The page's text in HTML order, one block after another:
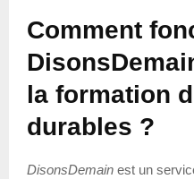
Comment
la formation
durables ?
DisonsDemain est un